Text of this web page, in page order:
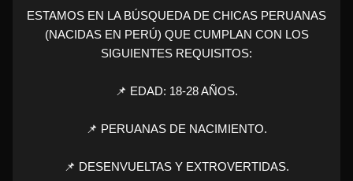
ESTAMOS EN LA BÚSQUEDA DE CHICAS PERUANAS
(NACIDAS EN PERÚ) QUE CUMPLAN CON LOS
SIGUIENTES REQUISITOS:
📌 EDAD: 18-28 AÑOS.
📌 PERUANAS DE NACIMIENTO.
📌 DESENVUELTAS Y EXTROVERTIDAS.